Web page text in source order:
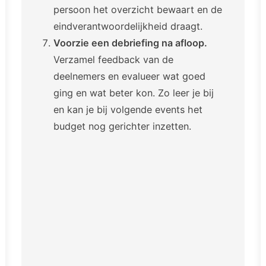
persoon het overzicht bewaart en de
eindverantwoordelijkheid draagt.
Voorzie een debriefing na afloop.
Verzamel feedback van de
deelnemers en evalueer wat goed
ging en wat beter kon. Zo leer je bij
en kan je bij volgende events het
budget nog gerichter inzetten.